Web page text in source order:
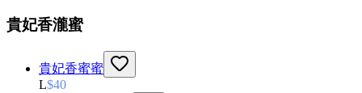
貴妃香瀧蜜
貴妃香蜜蜜
L$40